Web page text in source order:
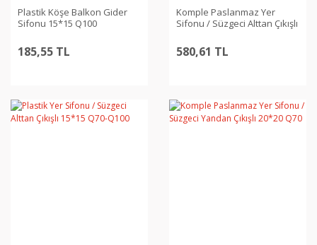
Plastik Köşe Balkon Gider
Sifonu 15*15 Q100
185,55 TL
Komple Paslanmaz Yer
Sifonu / Süzgeci Alttan Çıkışlı
580,61 TL